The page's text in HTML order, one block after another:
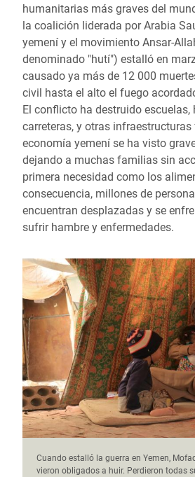
humanitarias más graves del
la coalición liderada por Arabia
yemení y el movimiento Ansar-
denominado "hutí") estalló en
causado ya más de 12 000
civil hasta el alto el fuego
El conflicto ha destruido escuelas,
carreteras, y otras infraestructuras
economía yemení se ha visto
dejando a muchas familias sin
primera necesidad como los
consecuencia, millones de
encuentran desplazadas y se
sufrir hambre y enfermedades.
Cuando estalló la guerra en Yemen,
vieron obligados a huir. Perdieron todas